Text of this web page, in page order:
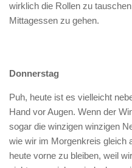
wirklich die Rollen zu
Mittagessen zu gehen.
Donnerstag
Puh, heute ist es vielleicht
Hand vor Augen. Wenn der
sogar die winzigen winzigen
wie wir im Morgenkreis gleich
heute vorne zu bleiben, weil